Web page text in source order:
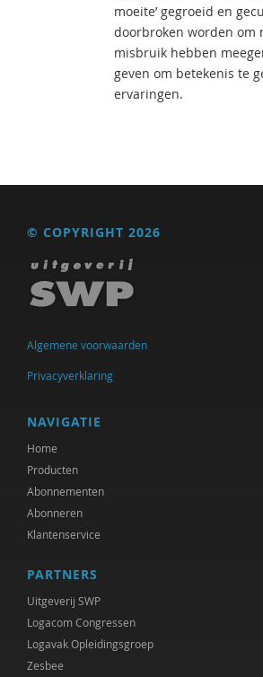
moeite’ gegroeid en
doorbroken worden om
misbruik hebben
geven om betekenis te
ervaringen.
© COPYRIGHT 2026
Algemene voorwaarden
Privacyverklaring
NAVIGATIE
Home
Producten
Abonnementen
Abonneren
Klantenservice
PARTNERS
Uitgeverij SWP
Logacom Congressen
Logavak Opleidingsgroep
Zesbee